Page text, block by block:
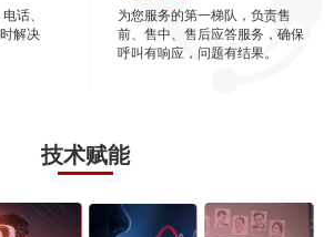
话、
解决
为您服务的第一梯队，负责售
前、售中、售后应答服务，确保
呼叫有响应，问题有结果。
技术赋能